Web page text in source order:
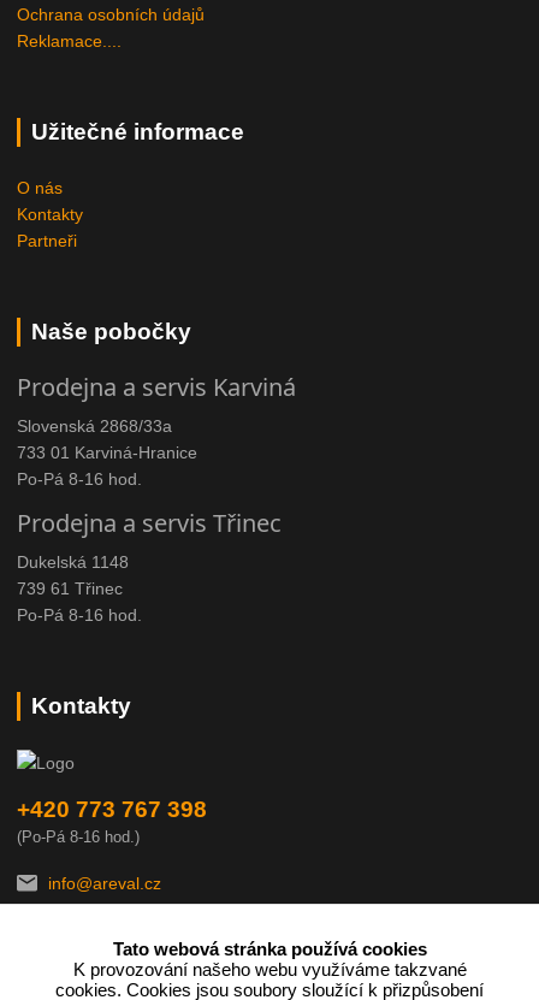
Ochrana osobních údajů
Reklamace....
Užitečné informace
O nás
Kontakty
Partneři
Naše pobočky
Prodejna a servis Karviná
Slovenská 2868/33a
733 01 Karviná-Hranice
Po-Pá 8-16 hod.
Prodejna a servis Třinec
Dukelská 1148
739 61 Třinec
Po-Pá 8-16 hod.
Kontakty
+420 773 767 398
(Po-Pá 8-16 hod.)
info@areval.cz
Tato webová stránka používá cookies
K provozování našeho webu využíváme takzvané
cookies. Cookies jsou soubory sloužící k přizpůsobení